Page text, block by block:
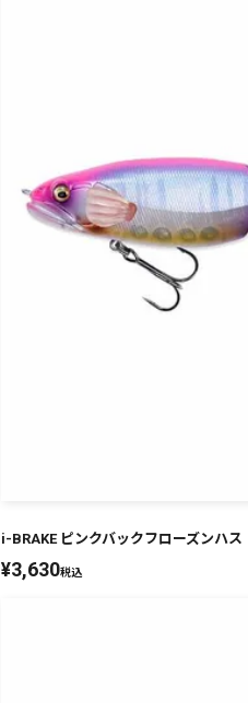
i-BRAKE ピンクバックフローズンハス
¥3,630税込